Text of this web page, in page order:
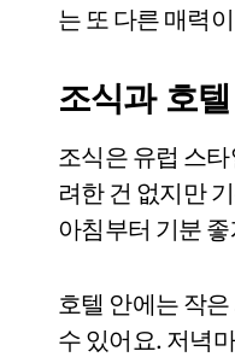
는 또 다른 매력
조식과 호
조식은 유럽 스
려한 건 없지만
아침부터 기분
호텔 안에는 작
수 있어요. 저녁